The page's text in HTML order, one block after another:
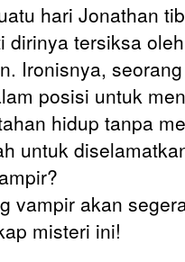
hari Jonathan
dirinya tersiksa
Ironisnya,
posisi untuk
hidup tanpa
untuk
vampir akan
misteri ini!